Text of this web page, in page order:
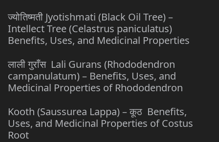
ज्योतिष्मती Jyotishmati (Black Oil Tree) –
Intellect Tree (Celastrus paniculatus)
Benefits, Uses, and Medicinal Properties
लाली गुराँस Lali Gurans (Rhododendron
campanulatum) – Benefits, Uses, and
Medicinal Properties of Rhododendron
Kooth (Saussurea Lappa) – कूठ Benefits,
Uses, and Medicinal Properties of Costus
Root